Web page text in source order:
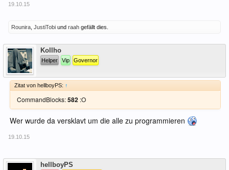
19.10.15
Rounira JustiTobi und raah gefällt dies.
Kollho
Helper Vip Governor
Zitat von hellboyPS: ↑
CommandBlocks:582 :O
Wer wurde da versklavt um die alle zu programmieren
19.10.15
hellboyPS